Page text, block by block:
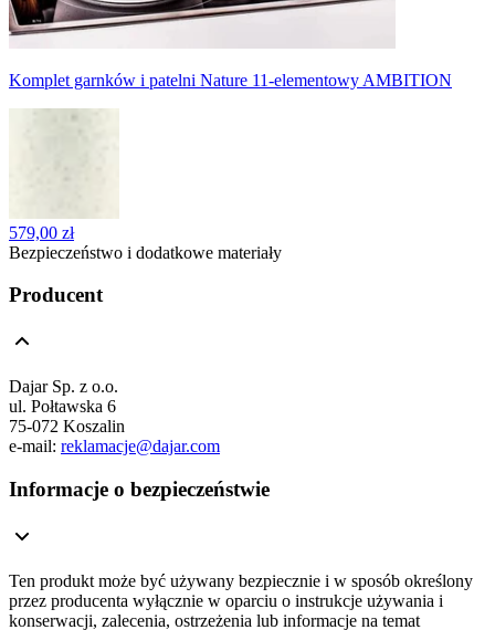
Komplet garnków i patelni Nature 11-elementowy AMBITION
579,00 zł
Bezpieczeństwo i dodatkowe materiały
Producent
Dajar Sp. z o.o.
ul. Połtawska 6
75-072 Koszalin
e-mail: reklamacje@dajar.com
Informacje o bezpieczeństwie
Ten produkt może być używany bezpiecznie i w sposób określony
przez producenta wyłącznie w oparciu o instrukcje używania i
konserwacji, zalecenia, ostrzeżenia lub informacje na temat